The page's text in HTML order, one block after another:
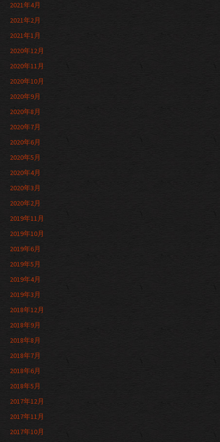
2021年4月
2021年2月
2021年1月
2020年12月
2020年11月
2020年10月
2020年9月
2020年8月
2020年7月
2020年6月
2020年5月
2020年4月
2020年3月
2020年2月
2019年11月
2019年10月
2019年6月
2019年5月
2019年4月
2019年3月
2018年12月
2018年9月
2018年8月
2018年7月
2018年6月
2018年5月
2017年12月
2017年11月
2017年10月